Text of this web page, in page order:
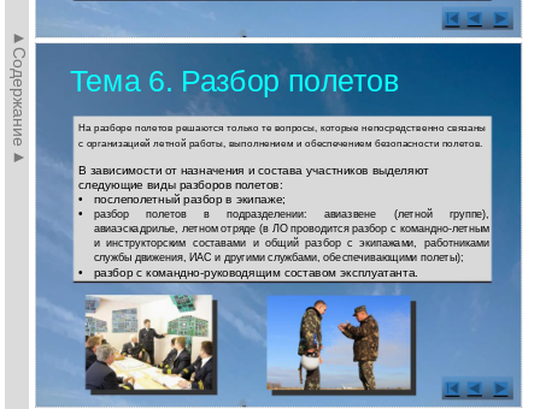
►Содержание► Тема 6. Разбор полетов
На разборе полетов решаются только те вопросы, которые непосредственно связаны
с организацией летной работы, выполнением и обеспечением безопасности полетов.
В зависимости от назначения и состава участников выделяют
следующие виды разборов полетов:
•
послеполетный разбор в экипаже;
•
разбор полетов в подразделении: авиазвене (летной группе),
авиаэскадрилье, летном отряде (в ЛО проводится разбор с командно-летным
и инструкторским составами и общий разбор с экипажами, работниками
службы движения, ИАС и другими службами, обеспечивающими полеты);
• разбор с командно-руководящим составом эксплуатанта.